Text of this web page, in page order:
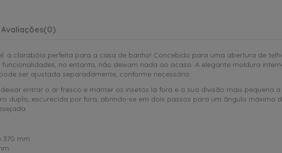
Avaliações(0)
a clarabóia perfeita para a casa de banho! Concebido para uma abertura de
no entanto, não deixam nada ao acaso. A elegante moldura
ser ajustada separadamente, conforme necessário.
entrar o ar fresco e manter os insetos lá fora e a sua divisão mais pequena
duplo, escurecida por fora, abrindo-se em dois passos para um ângulo máximo
370 mm